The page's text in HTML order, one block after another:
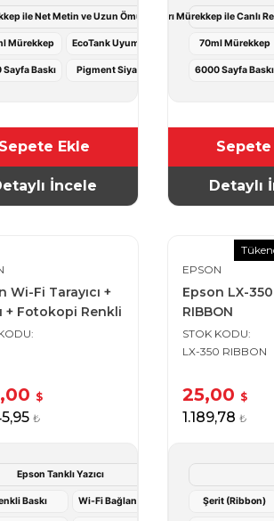
ile Net Metin ve Uzun Ömürlü Baskı Deneyimi
Mürekkep EcoTank Uyumlu
Baskı Pigment Siyah
Sepete Ekle
İncele
Epson 101 Sarı Mürekkep ile Canlı
70ml Mürekkep
6000 Sayfa Baskı
Sepete
Detaylı
Wi-Fi Tarayıcı +
+ Fotokopi Renkli
Tanklı
$
₺
Epson Tanklı Yazıcı
Baskı Wi-Fi Bağlantı
EPSON
Epson LX-
RIBBON
STOK KODU
LX-350 RIBBON
25,00 $
1.189,78 ₺
Şerit (Ribbon)